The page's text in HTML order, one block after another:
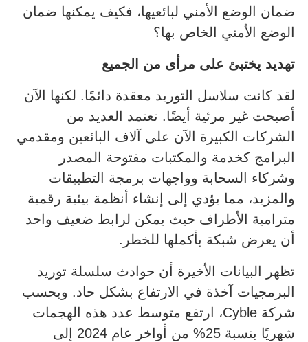
ضمان الوضع الأمني لبائعيها، فكيف يمكنها ضمان
الوضع الأمني الخاص بها؟
تهديد يختبئ على مرأى من الجميع
لقد كانت سلاسل التوريد معقدة دائمًا. لكنها الآن
أصبحت غير مرئية أيضًا. تعتمد العديد من
الشركات الكبيرة الآن على آلاف البائعين ومقدمي
البرامج كخدمة والمكتبات مفتوحة المصدر
وشركاء السحابة وواجهات برمجة التطبيقات
والمزيد، مما يؤدي إلى إنشاء أنظمة بيئية رقمية
مترامية الأطراف حيث يمكن لرابط ضعيف واحد
أن يعرض شبكة بأكملها للخطر.
تظهر البيانات الأخيرة أن حوادث سلسلة توريد
البرمجيات آخذة في الارتفاع بشكل حاد. وبحسب
شركة Cyble، ارتفع متوسط عدد هذه الهجمات
شهريًا بنسبة 25% من أواخر عام 2024 إلى